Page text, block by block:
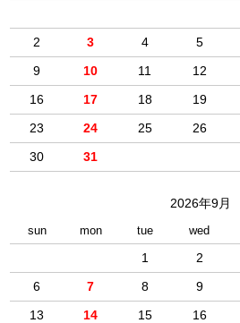
2
3 4 5
9
10 11 12
16
17 18 19
23
24 25 26
30
31
2026年9月
sun mon tue wed
1 2
6
7 8 9
13
14 15 16